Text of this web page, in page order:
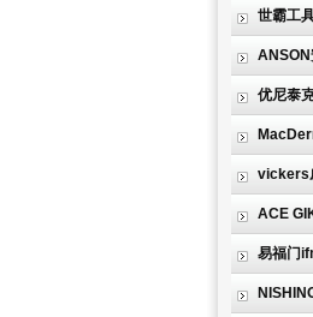
世霸工
优尼泰
vickers
ACE
易福门